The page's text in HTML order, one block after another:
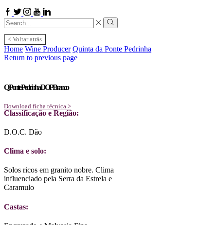
Facebook
TwitterInstagram
Youtube
Linkedin
Search
input
Search
< Voltar atrás
Home Wine Producer Quinta da Ponte Pedrinha
Return to previous page
Q Ponte Pedrinha DOP Branco
Download ficha técnica >
Classificação e Região:
D.O.C. Dão
Clima e solo:
Solos ricos em granito nobre. Clima
influenciado pela Serra da Estrela e
Caramulo
Castas: